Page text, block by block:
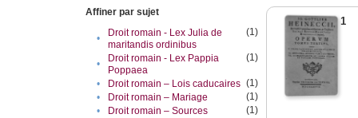
Affiner par sujet
•
Droit romain - Lex Julia de
maritandis ordinibus
(1)
•
Droit romain - Lex Pappia
Poppaea
(1)
• Droit romain – Lois caducaires (1)
•
Droit romain – Mariage
(1)
•
Droit romain – Sources (1)
1